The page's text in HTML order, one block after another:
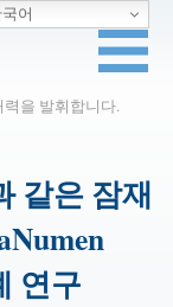
력을 발휘합니다.
같은 잠재
연구
어